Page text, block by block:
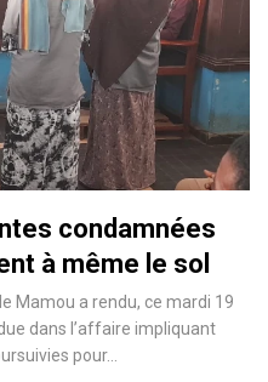
condamnées
à même le sol
Mamou a rendu, ce mardi 19
dans l’affaire impliquant
pour…